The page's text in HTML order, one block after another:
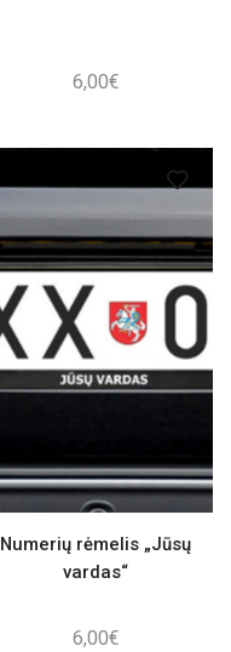
6,00€
Numerių rėmelis „Jūsų
vardas“
6,00€